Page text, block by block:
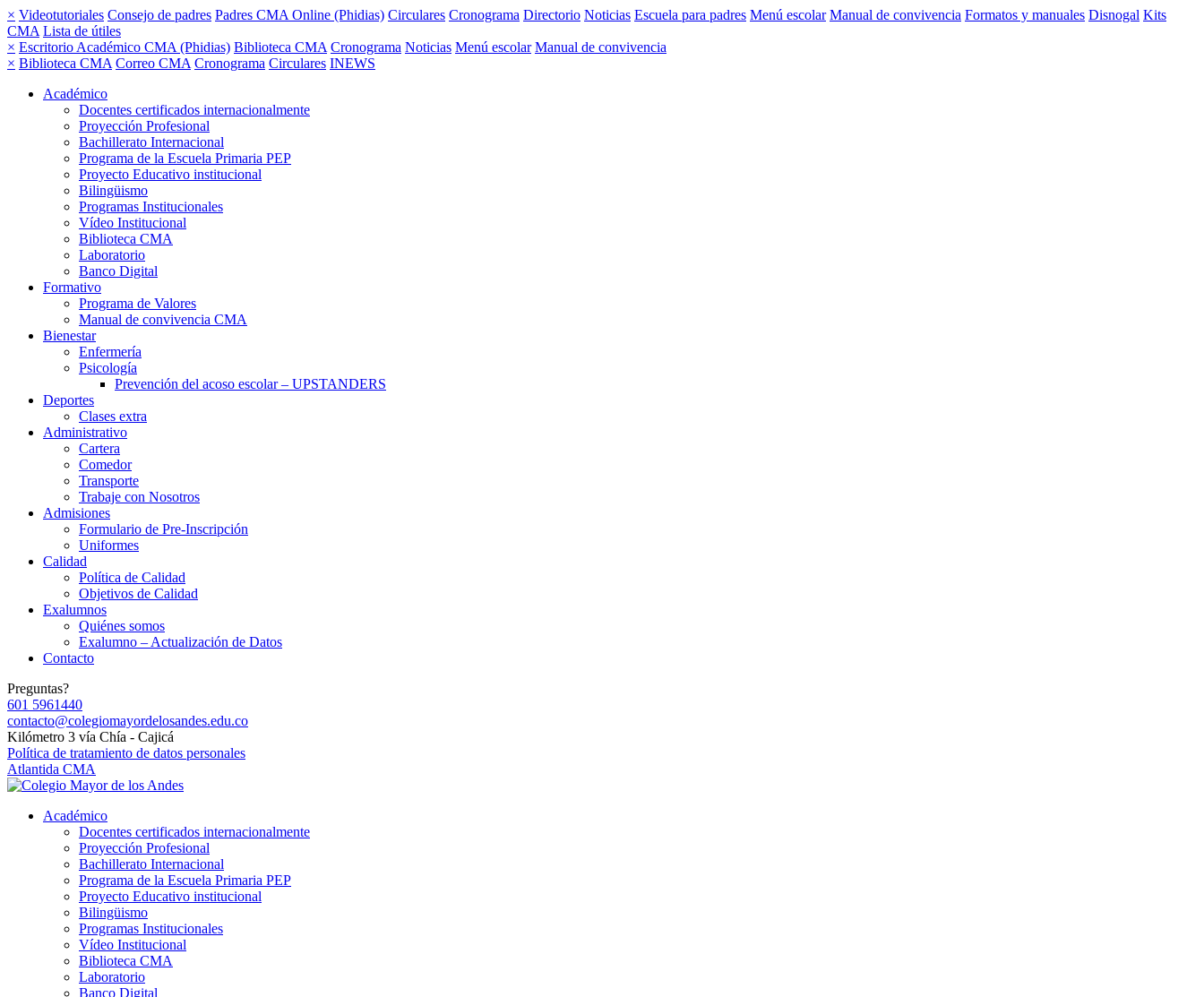
× Videotutoriales Consejo de padres Padres CMA Online (Phidias) Circulares Cronograma Directorio Noticias Escuela para padres Menú escolar Manual de convivencia Formatos y manuales Disnogal Kits
CMA Lista de útiles
× Escritorio Académico CMA (Phidias) Biblioteca CMA Cronograma Noticias Menú escolar Manual de convivencia
× Biblioteca CMA Correo CMA Cronograma Circulares INEWS
Académico
Docentes certificados internacionalmente
Proyección Profesional
Bachillerato Internacional
Programa de la Escuela Primaria PEP
Proyecto Educativo institucional
Bilingüismo
Programas Institucionales
Vídeo Institucional
Biblioteca CMA
Laboratorio
Banco Digital
Formativo
Programa de Valores
Manual de convivencia CMA
Bienestar
Enfermería
Psicología
Prevención del acoso escolar – UPSTANDERS
Deportes
Clases extra
Administrativo
Cartera
Comedor
Transporte
Trabaje con Nosotros
Admisiones
Formulario de Pre-Inscripción
Uniformes
Calidad
Política de Calidad
Objetivos de Calidad
Exalumnos
Quiénes somos
Exalumno – Actualización de Datos
Contacto
Preguntas?
601 5961440
contacto@colegiomayordelosandes.edu.co
Kilómetro 3 vía Chía - Cajicá
Política de tratamiento de datos personales
Atlantida CMA
Académico
Docentes certificados internacionalmente
Proyección Profesional
Bachillerato Internacional
Programa de la Escuela Primaria PEP
Proyecto Educativo institucional
Bilingüismo
Programas Institucionales
Vídeo Institucional
Biblioteca CMA
Laboratorio
Banco Digital